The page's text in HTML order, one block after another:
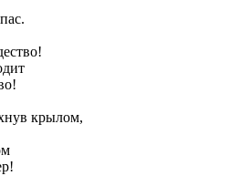
крылом,